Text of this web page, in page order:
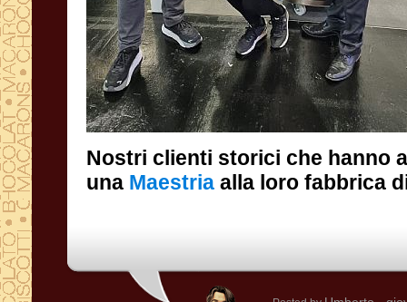
Nostri clienti storici che hanno
una Maestria alla loro fabbrica